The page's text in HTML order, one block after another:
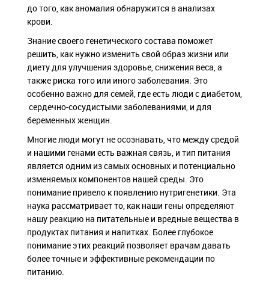
до того, как аномалия обнаружится в анализах
крови.
Знание своего генетического состава поможет
решить, как нужно изменить свой образ жизни или
диету для улучшения здоровье, снижения веса, а
также риска того или иного заболевания. Это
особенно важно для семей, где есть люди с диабетом,
сердечно-сосудистыми заболеваниями, и для
беременных женщин.
Многие люди могут не осознавать, что между средой
и нашими генами есть важная связь, и тип питания
является одним из самых основных и потенциально
изменяемых компонентов нашей среды. Это
понимание привело к появлению нутригенетики. Эта
наука рассматривает то, как наши гены определяют
нашу реакцию на питательные и вредные вещества в
продуктах питания и напитках. Более глубокое
понимание этих реакций позволяет врачам давать
более точные и эффективные рекомендации по
питанию.